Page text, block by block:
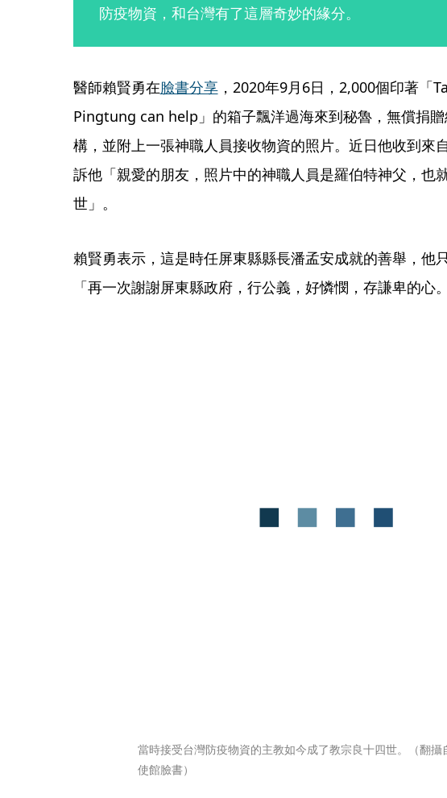
防疫物資，和台灣有了這層奇妙的緣分。
醫師賴賢勇在臉書分享，2020年9月6日，2,000個印著「
Pingtung can help」的箱子飄洋過海來到秘魯，無償捐
構，並附上一張神職人員接收物資的照片。近日他收到來
訴他「親愛的朋友，照片中的神職人員是羅伯特神父，也
世」。
賴賢勇表示，這是時任屏東縣縣長潘孟安成就的善舉，他
「再一次謝謝屏東縣政府，行公義，好憐憫，存謙卑的心。
當時接受台灣防疫物資的主教如今成了教宗良十四世。（翻攝
使館臉書）